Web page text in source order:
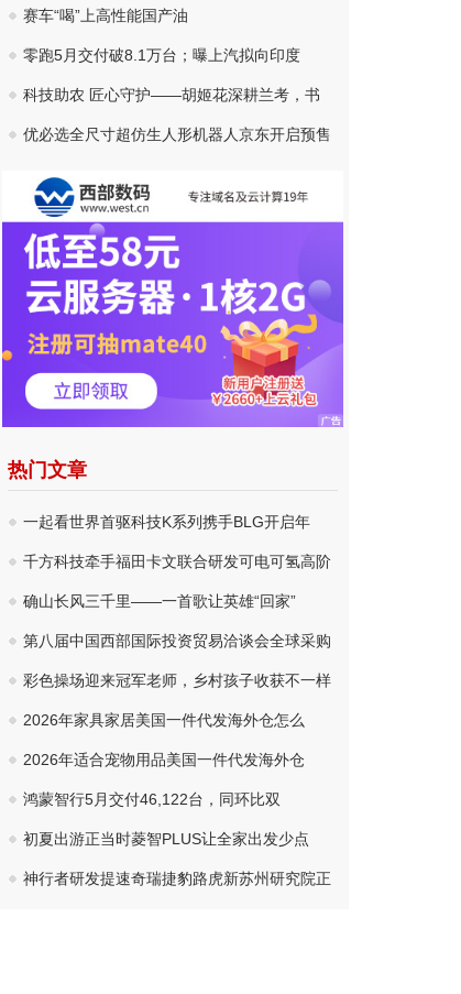
赛车“喝”上高性能国产油
零跑5月交付破8.1万台；曝上汽拟向印度
科技助农 匠心守护——胡姬花深耕兰考，书
优必选全尺寸超仿生人形机器人京东开启预售
热门文章
一起看世界首驱科技K系列携手BLG开启年
千方科技牵手福田卡文联合研发可电可氢高阶
确山长风三千里——一首歌让英雄“回家”
第八届中国西部国际投资贸易洽谈会全球采购
彩色操场迎来冠军老师，乡村孩子收获不一样
2026年家具家居美国一件代发海外仓怎么
2026年适合宠物用品美国一件代发海外仓
鸿蒙智行5月交付46,122台，同环比双
初夏出游正当时菱智PLUS让全家出发少点
神行者研发提速奇瑞捷豹路虎新苏州研究院正